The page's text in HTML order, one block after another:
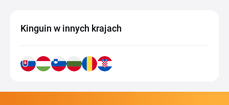
Kinguin w innych krajach